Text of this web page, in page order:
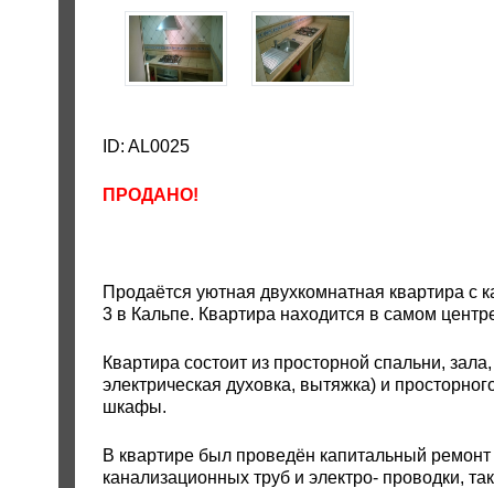
ID: AL0025
ПРОДАНО!
Продаётся уютная двухкомнатная квартира
3 в Кальпе. Квартира находится в самом
Квартира состоит из просторной спальни,
электрическая духовка, вытяжка) и
шкафы.
В квартире был проведён капитальный
канализационных труб и электро- проводки,